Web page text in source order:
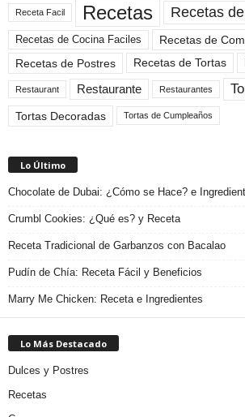
Receta Facil Recetas Recetas
Recetas de Cocina Faciles
Recetas de
Recetas de Postres
Recetas de Tortas
Restaurant Restaurante Restaurantes
Tortas Decoradas Tortas de Cumpleaños
Lo Último
Chocolate de Dubai: ¿Cómo se Hace? e
Crumbl Cookies: ¿Qué es? y Receta
Receta Tradicional de Garbanzos con Bacalao
Pudín de Chía: Receta Fácil y Beneficios
Marry Me Chicken: Receta e Ingredientes
Lo Más Destacado
Dulces y Postres
Recetas